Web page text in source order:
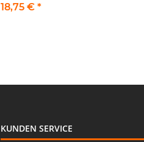
18,75 € *
KUNDEN SERVICE